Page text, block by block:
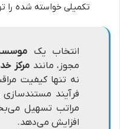
تکمیلی خواسته شده را
انتخاب یک
مجوز، مانند مرکز
نه تنها کیفیت
فرآیند مستندسازی
مراتب تسهیل
افزایش می‌دهد.